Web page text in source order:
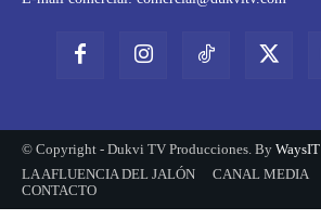
© Copyright - Dukvi TV Producciones. By WaysIT
LA AFLUENCIA DEL JALÓN
CANAL MEDIA
CONTACTO